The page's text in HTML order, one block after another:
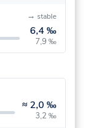
6,4 ‰
7,9 ‰
→ stable
≈ 2,0 ‰
3,2 ‰